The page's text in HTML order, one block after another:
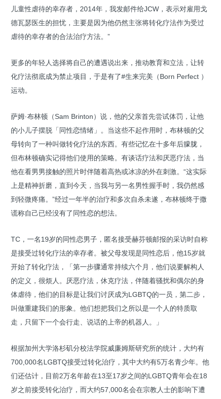
儿童性虐待的幸存者，2014年，我发邮件给JCW，表示对雇用戈
德瓦瑟医生的担忧，主要是因为他仍然主张将转化疗法作为受过
虐待的幸存者的合法治疗方法。”
更多的年轻人选择将自己的遭遇说出来，推动教育和立法，让转
化疗法彻底成为禁止项目，于是有了#生来完美（Born Perfect ）
运动。
萨姆·布林顿（Sam Brinton）说，他的父亲首先尝试体罚，让他
的小儿子摆脱「同性恋情绪」。当这些不起作用时，布林顿的父
母转向了一种叫做转化疗法的东西。有些记忆在十多年后朦胧，
但布林顿确实记得他们使用的策略。有谈话疗法和厌恶疗法，当
他在看男男接触的照片时伴随着高热或冰凉的外在刺激。“这实际
上是精神折磨，直到今天，当我与另一名男性握手时，我仍然感
到轻微疼痛。”经过一年半的治疗和多次自杀未遂，布林顿终于撒
谎称自己已经没有了同性恋的想法。
TC，一名19岁的同性恋男子，匿名接受赫芬顿邮报的采访时自称
是接受过转化疗法的幸存者。被父母发现是同性恋后，他15岁就
开始了转化疗法，「第一步骤通常持续六个月，他们说要解构人
的定义，很烦人。厌恶疗法，休克疗法，伴随着骚扰和偶尔的身
体虐待，他们的目标是让我们讨厌成为LGBTQ的一员，第二步，
叫做重建我们的形象。他们想把我们之所以是一个人的特质取
走，只留下一个会行走、说话的上帝的机器人。」
根据加州大学洛杉矶分校法学院威廉姆斯研究所的统计，大约有
700,000名LGBTQ接受过转化治疗，其中大约有5万名青少年。他
们还估计，目前2万名年龄在13至17岁之间的LGBTQ青年会在18
岁之前接受转化治疗，而大约57,000名会在宗教人士的影响下遭